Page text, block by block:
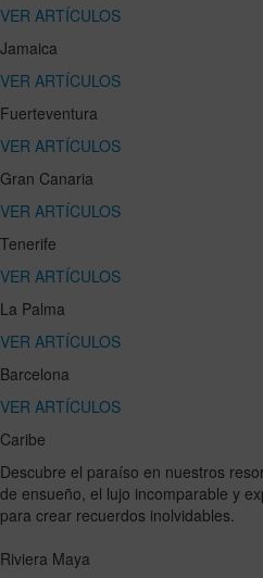
VER ARTÍCULOS
Jamaica
VER ARTÍCULOS
Fuerteventura
VER ARTÍCULOS
Gran Canaria
VER ARTÍCULOS
Tenerife
VER ARTÍCULOS
La Palma
VER ARTÍCULOS
Barcelona
VER ARTÍCULOS
Caribe
Descubre el paraíso en nuestros
de ensueño, el lujo incomparable y
para crear recuerdos inolvidables.
Riviera Maya